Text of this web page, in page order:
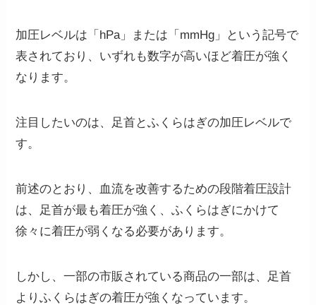
加圧レベルは「hPa」または「mmHg」という記号で
表されており、いずれも数字が高いほど着圧が強く
なります。
注目したいのは、足首とふくらはぎの加圧レベルで
す。
前述のとおり、血流を改善するための段階着圧設計
は、 足首が最も着圧が強く、ふくらはぎにかけて
徐々に着圧が弱くなる必要があります。
しかし、一部の市販されている商品の一部は、足首
よりふくらはぎの着圧が強くなっています。